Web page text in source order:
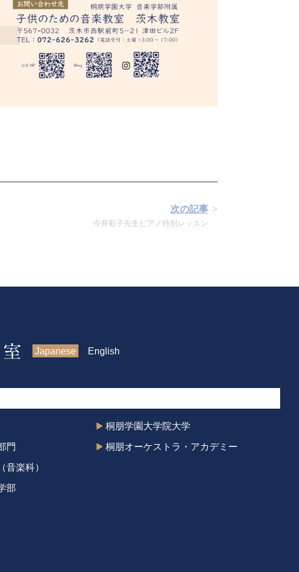
次の記事
今井彩子先生ピアノ特別レッスン
Japanese English
門
音楽科）
部
桐朋学園大学院大学
桐朋オーケストラ・アカデミー